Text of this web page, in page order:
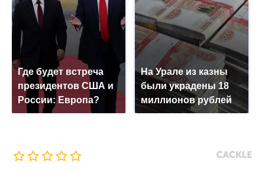
Где будет встреча
президентов США и
России: Европа?
На Урале из казны
были украдены 18
миллионов рублей